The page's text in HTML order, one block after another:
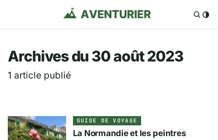
Aventurier.fr —
Archives du 30 août 2023
1 article publié
GUIDE DE VOYAGE
La Normandie et les peintres